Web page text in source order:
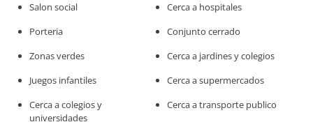
Salon social
Porteria
Zonas verdes
Juegos infantiles
Cerca a colegios y
universidades
Cerca a hospitales
Conjunto cerrado
Cerca a jardines y colegios
Cerca a supermercados
Cerca a transporte publico